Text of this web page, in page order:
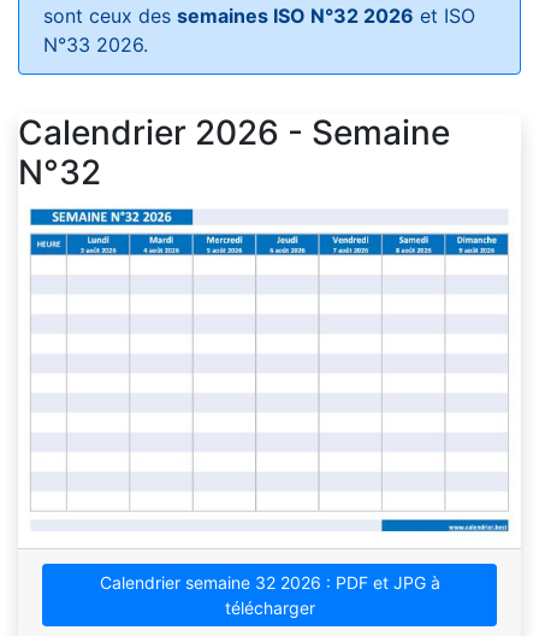
sont ceux des semaines ISO N°32 2026 et ISO
N°33 2026.
Calendrier 2026 - Semaine
N°32
Calendrier semaine 32 2026 : PDF et JPG à
télécharger